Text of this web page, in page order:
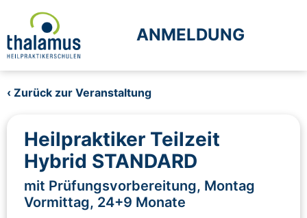
ANMELDUNG
‹ Zurück zur Veranstaltung
Heilpraktiker Teilzeit
Hybrid STANDARD
mit Prüfungsvorbereitung, Montag
Vormittag, 24+9 Monate